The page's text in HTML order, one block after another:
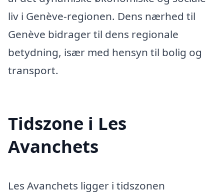
liv i Genève-regionen. Dens nærhed til
Genève bidrager til dens regionale
betydning, især med hensyn til bolig og
transport.
Tidszone i Les
Avanchets
Les Avanchets ligger i tidszonen